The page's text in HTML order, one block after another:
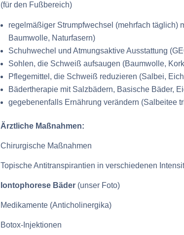
(für den Fußbereich)
regelmäßiger Strumpfwechsel (mehrfach täglich)
Baumwolle, Naturfasern)
Schuhwechel und Atmungsaktive Ausstattung
Sohlen, die Schweiß aufsaugen (Baumwolle,
Pflegemittel, die Schweiß reduzieren (Salbei,
Bädertherapie mit Salzbädern, Basische Bäder,
gegebenenfalls Ernährung verändern (Salbeitee
Ärztliche Maßnahmen:
Chirurgische Maßnahmen
Topische Antitranspirantien in verschiedenen
Iontophorese Bäder (unser Foto)
Medikamente (Anticholinergika)
Botox-Injektionen